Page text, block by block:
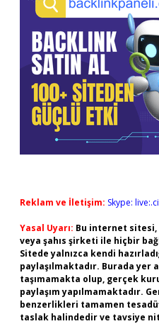
Reklam ve İletişim: Skype:
Yasal Uyarı: Bu internet
veya şahıs şirketi ile hiçbir
Sitede yalnızca kendi
paylaşılmaktadır. Burada
taşımamakta olup, gerçek
paylaşım yapılmamaktadır.
benzerlikleri tamamen
taslak halindedir ve tavsiye